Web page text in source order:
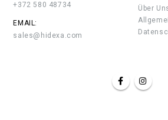
+372 580 48734
EMAIL:
sales@hidexa.com
Über